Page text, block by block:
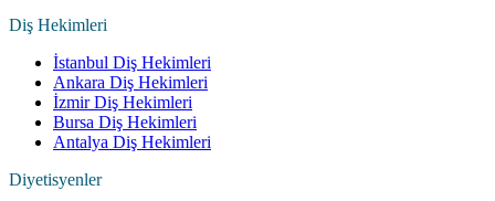
Diş Hekimleri
İstanbul Diş Hekimleri
Ankara Diş Hekimleri
İzmir Diş Hekimleri
Bursa Diş Hekimleri
Antalya Diş Hekimleri
Diyetisyenler